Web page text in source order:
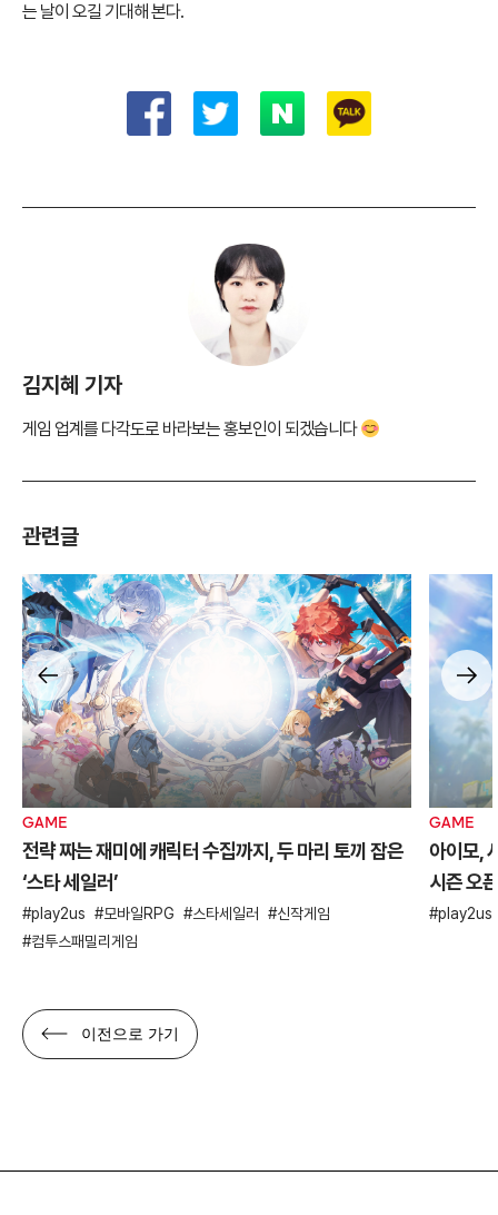
는 날이 오길 기대해 본다.
김지혜 기자
게임 업계를 다각도로 바라보는 홍보인이 되겠습니다
관련글
GAME
전략 짜는 재미에 캐릭터 수집까지, 두 마리 토끼 잡은
‘스타 세일러’
play2us 모바일RPG 스타세일러
신작게임
컴투스패밀리게임
GAME
아이모,
시즌 오픈
play2us
이전으로 가기